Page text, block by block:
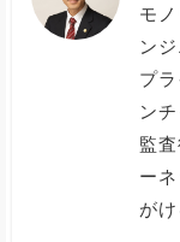
モ
ン
プ
ン
監
ー
がけ